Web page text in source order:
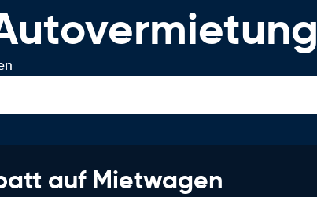
auf Mietwagen